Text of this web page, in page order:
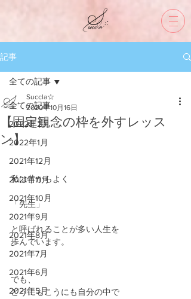
記事
全ての記事
2022年2月
2022年1月
2021年12月
2021年11月
2021年10月
2021年9月
2021年8月
2021年7月
2021年6月
2021年5月
全ての記事
【固定観念の枠を外すレッス
ン】
Succla☆
2020年10月16日
私は昔からよく
「先生」
と呼ばれることが多い人生を
歩んでいます。
でも、
どうにもこうにも自分の中で